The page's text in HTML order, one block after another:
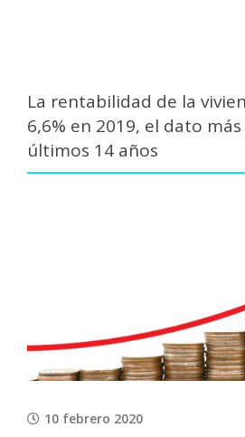
La rentabilidad de la
6,6% en 2019, el dato
últimos 14 años
10 febrero 2020